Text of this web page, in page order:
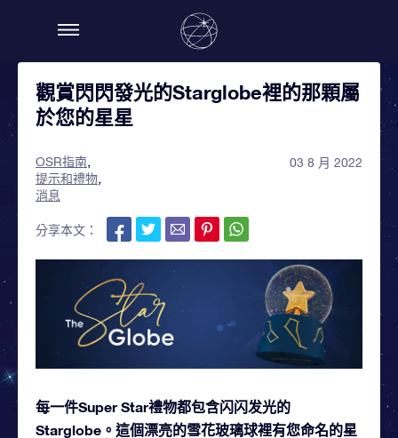
觀賞閃閃發光的Starglobe裡的那顆屬
於您的星星
OSR指南
提示和禮物
消息
03 8 月 2022
分享本文：
每一件Super Star禮物都包含闪闪发光的
Starglobe。這個漂亮的雪花玻璃球裡有您命名的星